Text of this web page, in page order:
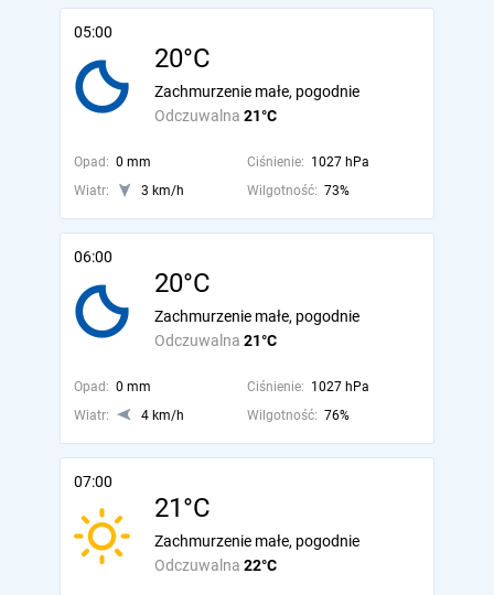
05:00
20°C
Odczuwalna 21°C
Zachmurzenie małe, pogodnie
Opad: 0 mm Ciśnienie: 1027 hPa
Wiatr:
3 km/h Wilgotność: 73%
06:00
20°C
Odczuwalna 21°C
Zachmurzenie małe, pogodnie
Opad: 0 mm Ciśnienie: 1027 hPa
Wiatr:
4 km/h Wilgotność: 76%
07:00
21°C
Odczuwalna 22°C
Zachmurzenie małe, pogodnie